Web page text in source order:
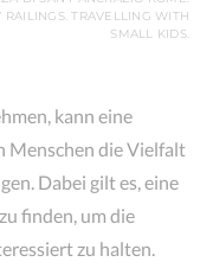
TRAVELLING WITH
SMALL KIDS.
kann eine
Menschen die Vielfalt
Dabei gilt es, eine
finden, um die
zu halten.